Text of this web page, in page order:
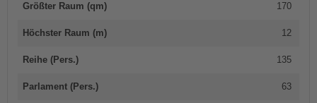
Größter Raum (qm) 170
Höchster Raum (m) 12
Reihe (Pers.) 135
Parlament (Pers.) 63